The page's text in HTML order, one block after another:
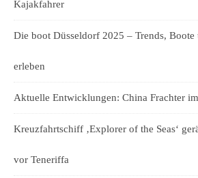
Kajakfahrer
Die boot Düsseldorf 2025 – Trends,
erleben
Aktuelle Entwicklungen: China Frachter
Kreuzfahrtschiff ‚Explorer of the Seas‘
vor Teneriffa